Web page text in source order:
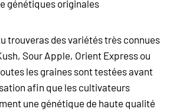
génétiques originales
trouveras des variétés très connues
, Sour Apple, Orient Express ou
les graines sont testées avant
afin que les cultivateurs
une génétique de haute qualité